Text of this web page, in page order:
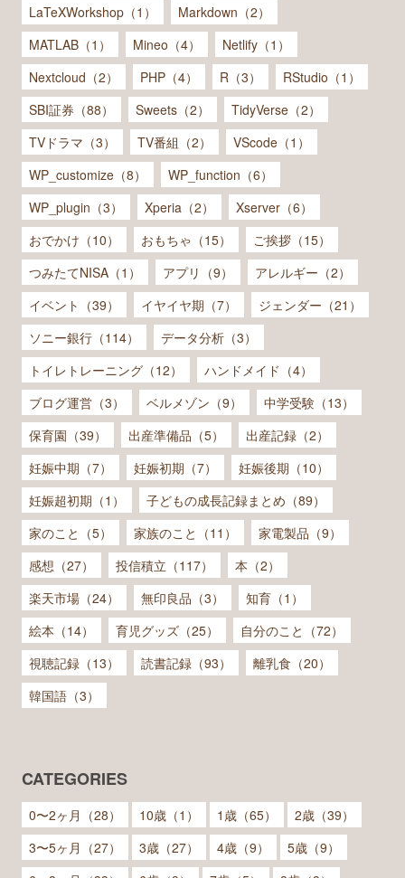
LaTeXWorkshop（1）
Markdown（2）
MATLAB（1）
Mineo（4）
Netlify（1）
Nextcloud（2）
PHP（4） R（3）
RStudio（1）
SBI証券（88）
Sweets（2）
TidyVerse（2）
TVドラマ（3）
TV番組（2）
VScode（1）
WP_customize（8）
WP_function（6）
WP_plugin（3）
Xperia（2）
Xserver（6）
おでかけ（10）
おもちゃ（15）
ご挨拶（15）
つみたてNISA（1）
アプリ（9）
アレルギー（2）
イベント（39）
イヤイヤ期（7）
ジェンダー（21）
ソニー銀行（114）
データ分析（3）
トイレトレーニング（12）
ハンドメイド（4）
ブログ運営（3）
ベルメゾン（9）
中学受験（13）
保育園（39）
出産準備品（5）
出産記録（2）
妊娠中期（7）
妊娠初期（7）
妊娠後期（10）
妊娠超初期（1）
子どもの成長記録まとめ（89）
家のこと（5）
家族のこと（11）
家電製品（9）
感想（27）
投信積立（117）
本（2）
楽天市場（24）
無印良品（3）
知育（1）
絵本（14）
育児グッズ（25）
自分のこと（72）
視聴記録（13）
読書記録（93）
離乳食（20）
韓国語（3）
CATEGORIES
0〜2ヶ月（28） 10歳（1） 1歳（65）
2歳（39）
3〜5ヶ月（27）
3歳（27） 4歳（9）
5歳（9）